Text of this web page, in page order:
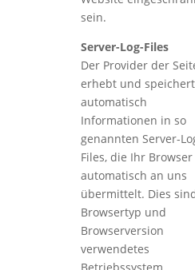
sein.
Server-Log-Files
Der Provider der
erhebt und speichert
automatisch
Informationen in so
genannten Server-
Files, die Ihr Browser
automatisch an uns
übermittelt. Dies
Browsertyp und
Browserversion
verwendetes